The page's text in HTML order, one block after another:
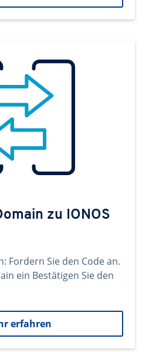
zu IONOS
Fordern Sie den Code an.
ein Bestätigen Sie den
erfahren